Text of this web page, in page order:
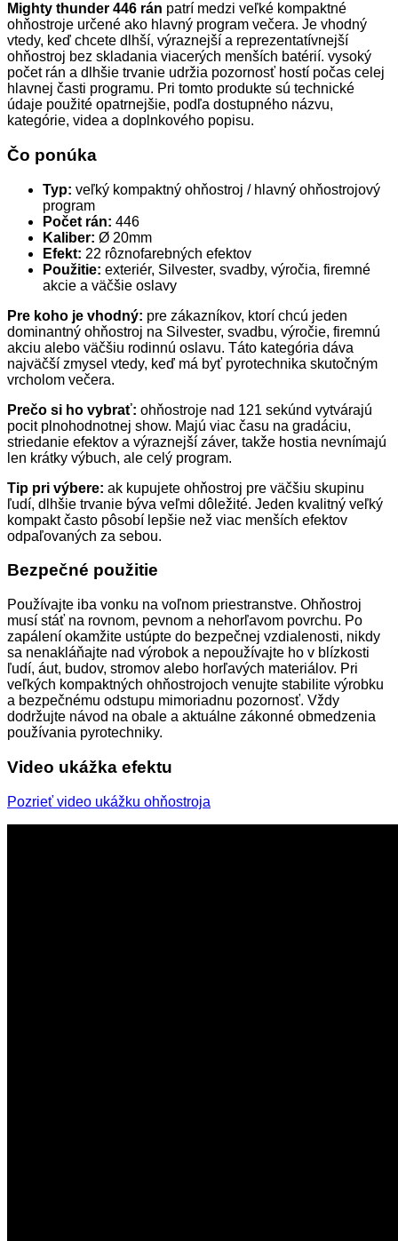
Mighty thunder 446 rán patrí medzi veľké kompaktné
ohňostroje určené ako hlavný program večera. Je vhodný
vtedy, keď chcete dlhší, výraznejší a reprezentatívnejší
ohňostroj bez skladania viacerých menších batérií. vysoký
počet rán a dlhšie trvanie udržia pozornosť hostí počas celej
hlavnej časti programu. Pri tomto produkte sú technické
údaje použité opatrnejšie, podľa dostupného názvu,
kategórie, videa a doplnkového popisu.
Čo ponúka
Typ: veľký kompaktný ohňostroj / hlavný ohňostrojový
program
Počet rán: 446
Kaliber: Ø 20mm
Efekt: 22 rôznofarebných efektov
Použitie: exteriér, Silvester, svadby, výročia, firemné
akcie a väčšie oslavy
Pre koho je vhodný: pre zákazníkov, ktorí chcú jeden
dominantný ohňostroj na Silvester, svadbu, výročie, firemnú
akciu alebo väčšiu rodinnú oslavu. Táto kategória dáva
najväčší zmysel vtedy, keď má byť pyrotechnika skutočným
vrcholom večera.
Prečo si ho vybrať: ohňostroje nad 121 sekúnd vytvárajú
pocit plnohodnotnej show. Majú viac času na gradáciu,
striedanie efektov a výraznejší záver, takže hostia nevnímajú
len krátky výbuch, ale celý program.
Tip pri výbere: ak kupujete ohňostroj pre väčšiu skupinu
ľudí, dlhšie trvanie býva veľmi dôležité. Jeden kvalitný veľký
kompakt často pôsobí lepšie než viac menších efektov
odpaľovaných za sebou.
Bezpečné použitie
Používajte iba vonku na voľnom priestranstve. Ohňostroj
musí stáť na rovnom, pevnom a nehorľavom povrchu. Po
zapálení okamžite ustúpte do bezpečnej vzdialenosti, nikdy
sa nenakláňajte nad výrobok a nepoužívajte ho v blízkosti
ľudí, áut, budov, stromov alebo horľavých materiálov. Pri
veľkých kompaktných ohňostrojoch venujte stabilite výrobku
a bezpečnému odstupu mimoriadnu pozornosť. Vždy
dodržujte návod na obale a aktuálne zákonné obmedzenia
používania pyrotechniky.
Video ukážka efektu
Pozrieť video ukážku ohňostroja